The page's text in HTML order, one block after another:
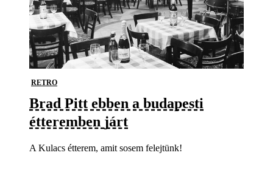
RETRO
Brad Pitt ebben a budapesti
étteremben járt
A Kulacs étterem, amit sosem felejtünk!